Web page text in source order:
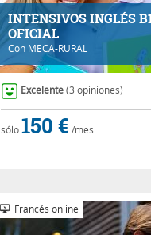
INTENSIVOS INGLÉS
OFICIAL
Con MECA-RURAL
Excelente (3 opiniones)
sólo150 € /mes
Francés online